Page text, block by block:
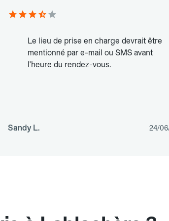
Le lieu de prise en charge devrait être
mentionné par e-mail ou SMS avant
l'heure du rendez-vous.
Sandy L. 24/